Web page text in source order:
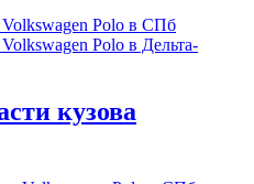
кузова